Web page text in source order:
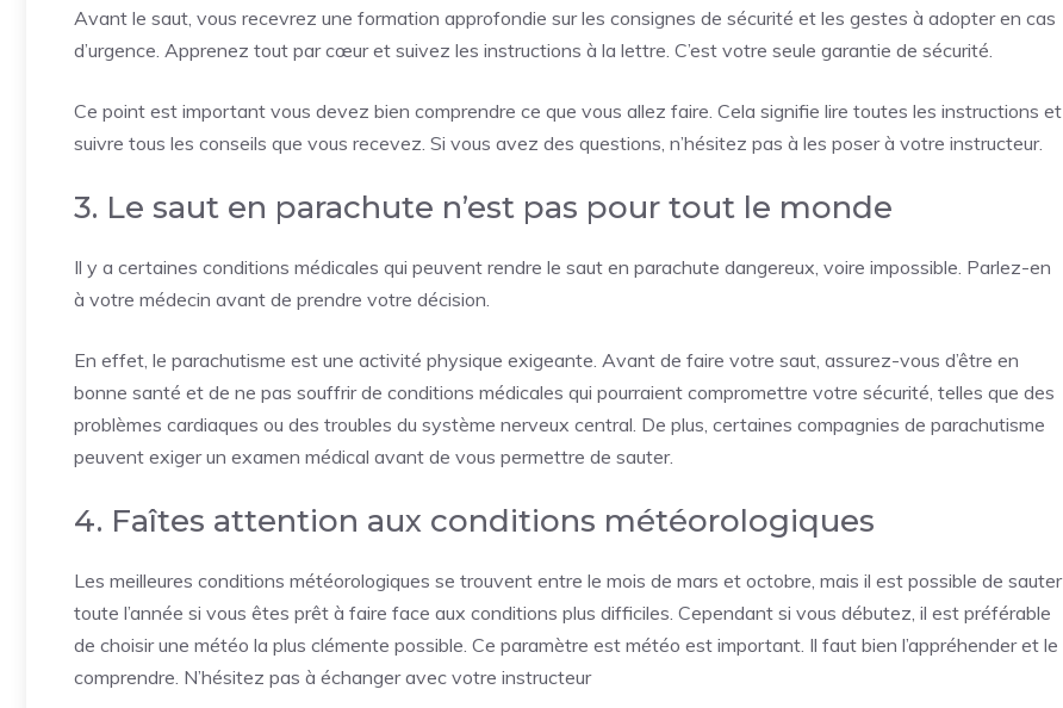
Avant le saut, vous recevrez une formation approfondie sur les consignes de sécurité et les gestes à adopter en cas
d’urgence. Apprenez tout par cœur et suivez les instructions à la lettre. C’est votre seule garantie de sécurité.
Ce point est important vous devez bien comprendre ce que vous allez faire. Cela signifie lire toutes les instructions et
suivre tous les conseils que vous recevez. Si vous avez des questions, n’hésitez pas à les poser à votre instructeur.
3. Le saut en parachute n’est pas pour tout le monde
Il y a certaines conditions médicales qui peuvent rendre le saut en parachute dangereux, voire impossible. Parlez-en
à votre médecin avant de prendre votre décision.
En effet, le parachutisme est une activité physique exigeante. Avant de faire votre saut, assurez-vous d’être en
bonne santé et de ne pas souffrir de conditions médicales qui pourraient compromettre votre sécurité, telles que des
problèmes cardiaques ou des troubles du système nerveux central. De plus, certaines compagnies de parachutisme
peuvent exiger un examen médical avant de vous permettre de sauter.
4. Faîtes attention aux conditions météorologiques
Les meilleures conditions météorologiques se trouvent entre le mois de mars et octobre, mais il est possible de sauter
toute l’année si vous êtes prêt à faire face aux conditions plus difficiles. Cependant si vous débutez, il est préférable
de choisir une météo la plus clémente possible. Ce paramètre est météo est important. Il faut bien l’appréhender et le
comprendre. N’hésitez pas à échanger avec votre instructeur